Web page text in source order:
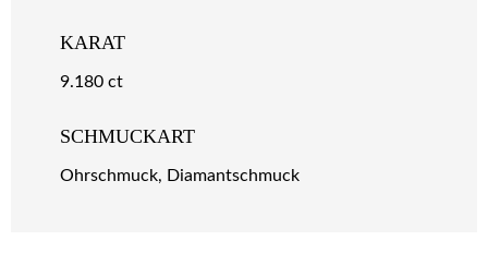
KARAT
9.180 ct
SCHMUCKART
Ohrschmuck, Diamantschmuck